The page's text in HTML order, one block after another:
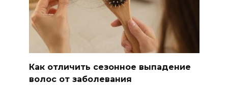
Как отличить сезонное выпадение
волос от заболевания